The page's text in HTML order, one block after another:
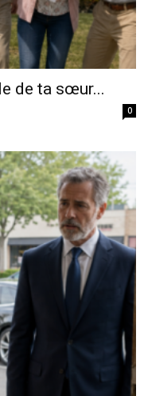
de ta sœur...
0